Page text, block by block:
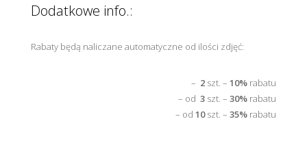
Dodatkowe info.:
Rabaty będą naliczane automatyczne od ilości zdjęć:
– 2 szt. –10% rabatu
– od3 szt. –30% rabatu
– od10szt. –35% rabatu